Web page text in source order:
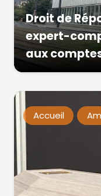
Droit de
expert-
aux
Accueil